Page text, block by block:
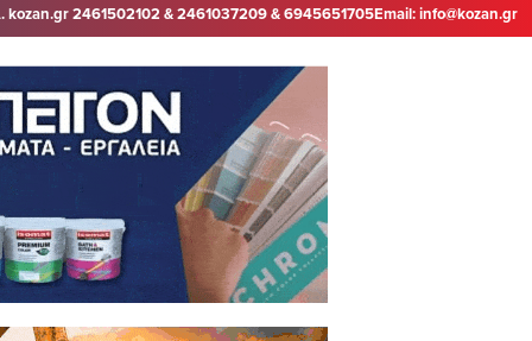
kozan.gr 2461502102 & 2461037209 & 6945651705Email:info@kozan.gr